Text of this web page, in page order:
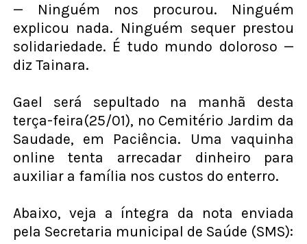
— Ninguém nos procurou. Ninguém
explicou nada. Ninguém sequer prestou
solidariedade. É tudo mundo doloroso —
diz Tainara.
Gael será sepultado na manhã desta
terça-feira(25/01), no Cemitério Jardim da
Saudade, em Paciência. Uma vaquinha
online tenta arrecadar dinheiro para
auxiliar a família nos custos do enterro.
Abaixo, veja a íntegra da nota enviada
pela Secretaria municipal de Saúde (SMS):